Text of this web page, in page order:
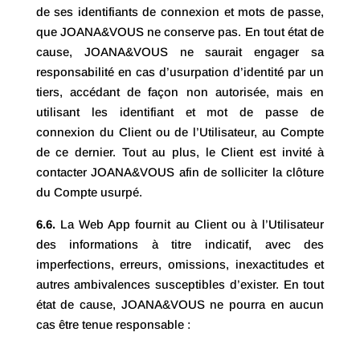
de ses identifiants de connexion et mots de passe,
que JOANA&VOUS ne conserve pas. En tout état de
cause, JOANA&VOUS ne saurait engager sa
responsabilité en cas d’usurpation d’identité par un
tiers, accédant de façon non autorisée, mais en
utilisant les identifiant et mot de passe de
connexion du Client ou de l’Utilisateur, au Compte
de ce dernier. Tout au plus, le Client est invité à
contacter JOANA&VOUS afin de solliciter la clôture
du Compte usurpé.
6.6.La Web App fournit au Client ou à l’Utilisateur
des informations à titre indicatif, avec des
imperfections, erreurs, omissions, inexactitudes et
autres ambivalences susceptibles d’exister. En tout
état de cause, JOANA&VOUS ne pourra en aucun
cas être tenue responsable :